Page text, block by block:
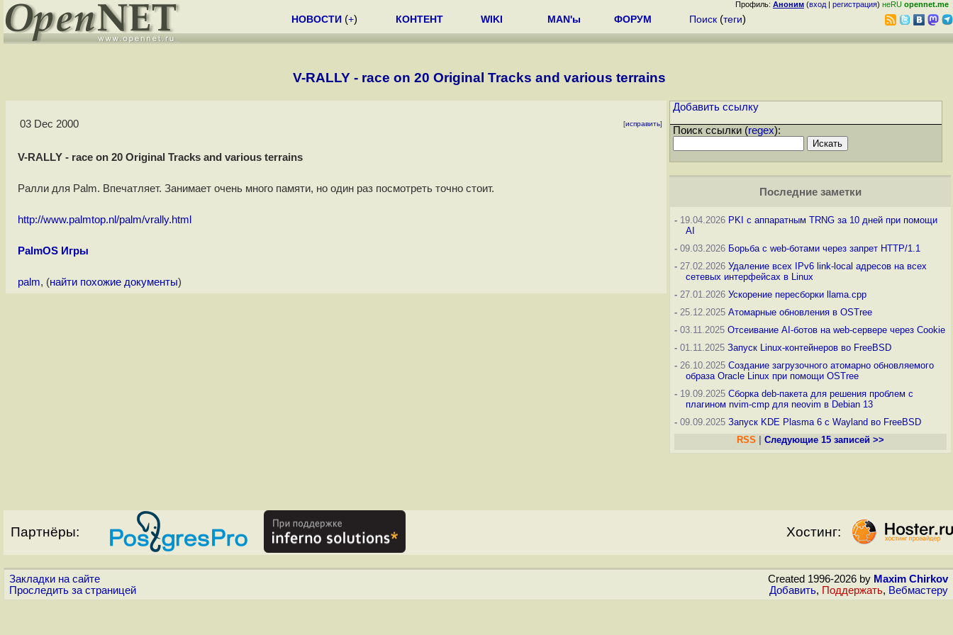
Профиль: Аноним (вход | регистрация) неRU opennet.me
НОВОСТИ (+) КОНТЕНТ WIKI MAN'ы ФОРУМ Поиск (теги)
V-RALLY - race on 20 Original Tracks and various terrains
03 Dec 2000 [исправить]
V-RALLY - race on 20 Original Tracks and various terrains
Ралли для Palm. Впечатляет. Занимает очень много памяти, но один раз посмотреть точно стоит.
http://www.palmtop.nl/palm/vrally.html
PalmOS Игры
palm, (найти похожие документы)
Добавить ссылку
Поиск ссылки (regex):
Последние заметки
- 19.04.2026 PKI с аппаратным TRNG за 10 дней при помощи
AI
- 09.03.2026 Борьба с web-ботами через запрет HTTP/1.1
- 27.02.2026 Удаление всех IPv6 link-local адресов на всех
сетевых интерфейсах в Linux
- 27.01.2026 Ускорение пересборки llama.cpp
- 25.12.2025 Атомарные обновления в OSTree
- 03.11.2025 Отсеивание AI-ботов на web-сервере через Cookie
- 01.11.2025 Запуск Linux-контейнеров во FreeBSD
- 26.10.2025 Создание загрузочного атомарно обновляемого
образа Oracle Linux при помощи OSTree
- 19.09.2025 Сборка deb-пакета для решения проблем с
плагином nvim-cmp для neovim в Debian 13
- 09.09.2025 Запуск KDE Plasma 6 с Wayland во FreeBSD
RSS
Следующие 15 записей >>
Партнёры: Хостинг:
Закладки на сайте
Проследить за страницей
Created 1996-2026 by Maxim Chirkov
Добавить, Поддержать, Вебмастеру